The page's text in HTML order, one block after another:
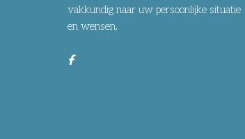
vakkundig naar uw persoonlijke situatie
en wensen.